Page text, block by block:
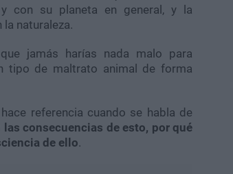
con su planeta en general, y la
naturaleza.
jamás harías nada malo para
tipo de maltrato animal de forma
referencia cuando se habla de
consecuencias de esto, por qué
de ello.